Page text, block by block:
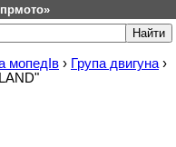
мопедІв › Група двигуна ›